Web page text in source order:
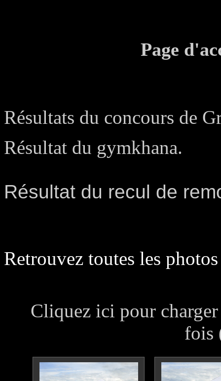
Page
Résultats du concours de
Résultat du gymkhana.
Résultat du recul de
Retrouvez toutes les
Cliquez ici pour
fois